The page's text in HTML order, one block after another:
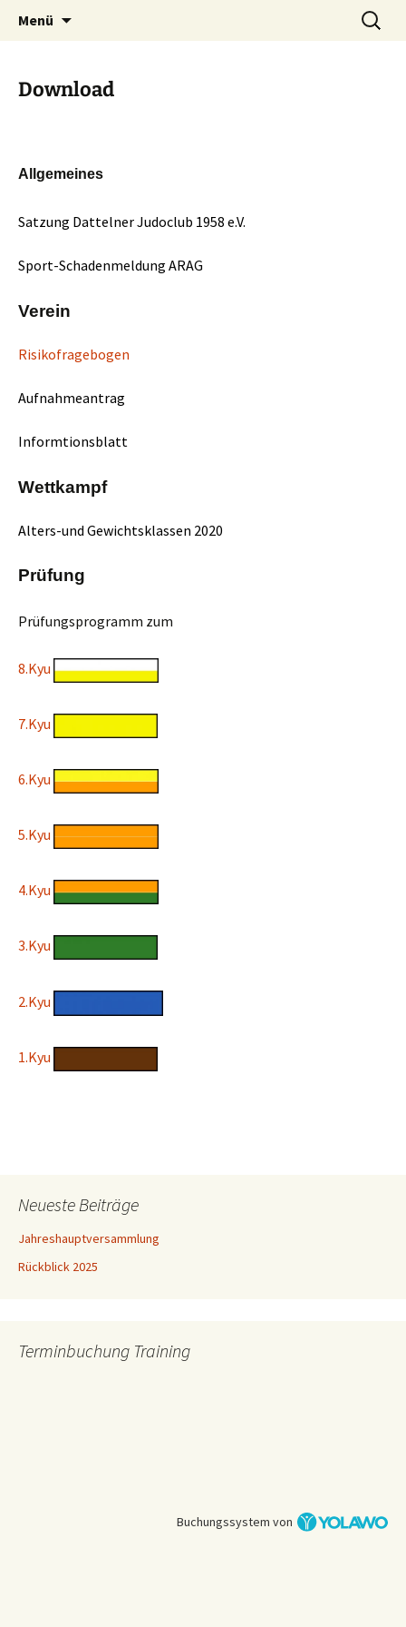
Dattelner Judoclub 1958 e.V.
Menü
Suchen
nach:
Download
Allgemeines
Satzung Dattelner Judoclub 1958 e.V.
Sport-Schadenmeldung ARAG
Verein
Risikofragebogen
Aufnahmeantrag
Informtionsblatt
Wettkampf
Alters-und Gewichtsklassen 2020
Prüfung
Prüfungsprogramm zum
8.Kyu
7.Kyu
6.Kyu
5.Kyu
4.Kyu
3.Kyu
2.Kyu
1.Kyu
Neueste Beiträge
Jahreshauptversammlung
Rückblick 2025
Terminbuchung Training
Buchungssystem von